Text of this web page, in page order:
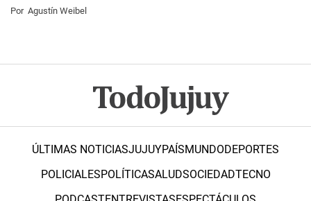
Por Agustín Weibel
ÚLTIMAS NOTICIASJUJUYPAÍSMUNDODEPORTES
POLICIALESPOLÍTICASALUDSOCIEDADTECNO